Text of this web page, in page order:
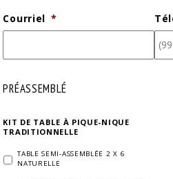
Courriel *
PRÉASSEMBLÉ
KIT DE TABLE À PIQUE-NIQUE
TRADITIONNELLE
TABLE SEMI-ASSEMBLÉE 2 X 6
NATURELLE